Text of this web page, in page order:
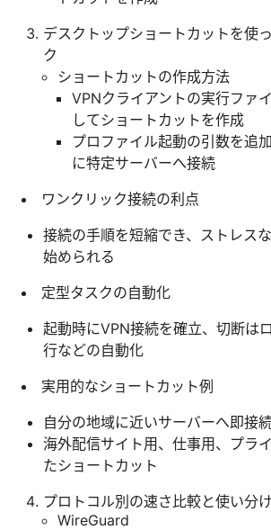
デスクトップショートカットを使
ク
ショートカットの作成方法
VPNクライアントの実行ファ
してショートカットを作成
プロファイル起動の引数を追
に特定サーバーへ接続
ワンクリック接続の利点
接続の手順を短縮でき、ストレス
始められる
定型タスクの自動化
起動時にVPN接続を確立、切断は
行などの自動化
実用的なショートカット例
自分の地域に近いサーバーへ即接
海外配信サイト用、仕事用、プラ
たショートカット
プロトコル別の速さ比較と使い分け
WireGuard